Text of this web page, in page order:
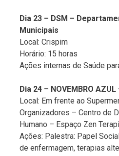
Dia 23 – DSM –
Municipais
Local: Crispim
Horário: 15 horas
Ações internas de Saúde
Dia 24 – NOVEMBRO AZUL
Local: Em frente ao
Organizadores – Centro de
Humano – Espaço Zen
Ações: Palestra: Papel
de enfermagem, terapias